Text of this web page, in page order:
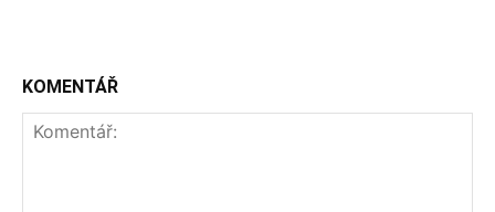
KOMENTÁŘ